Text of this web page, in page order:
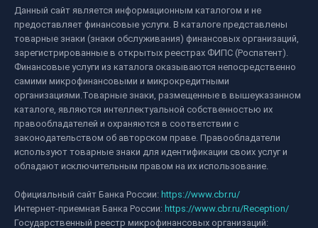
Данный сайт является информационным каталогом и не
предоставляет финансовые услуги. В каталоге представлены
товарные знаки (знаки обслуживания) финансовых организаций,
зарегистрированные в открытых реестрах ФИПС (Роспатент).
Финансовые услуги из каталога оказываются непосредственно
самими микрофинансовыми и микрокредитными
организациями.Товарные знаки, размещенные в вышеуказанном
каталоге, являются интеллектуальной собственностью их
правообладателей и охраняются в соответствии с
законодательством об авторском праве. Правообладатели
используют товарные знаки для идентификации своих услуг и
обладают исключительным правом на их использование.
Официальный сайт Банка России: https://www.cbr.ru/
Интернет-приемная Банка России: https://www.cbr.ru/Reception/
Государственный реестр микрофинансовых организаций: